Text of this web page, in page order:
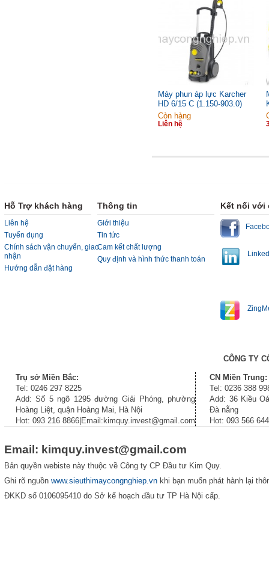
Máy phun áp lực Karcher
HD 6/15 C (1.150-903.0)
Còn hàng
Liên hệ
Hỗ Trợ khách hàng
Liên hệ
Tuyển dụng
Chính sách vận chuyển, giao
nhận
Hướng dẫn đặt hàng
Thông tin
Giới thiệu
Tin tức
Cam kết chất lượng
Quy định và hình thức thanh toán
Kết nối với
CÔNG TY
Trụ sở Miền Bắc:
Tel: 0246 297 8225
Add: Số 5 ngõ 1295 đường Giải Phóng, phường
Hoàng Liệt, quận Hoàng Mai, Hà Nội
Hot: 093 216 8866|Email:kimquy.invest@gmail.com
CN Miền Trung:
Tel: 0236 388
Add: 36 Kiều
Đà nẵng
Hot: 093 566
Email: kimquy.invest@gmail.com
Bản quyền webiste này thuộc về Công ty CP Đầu tư Kim Quy.
Ghi rõ nguồn www.sieuthimaycongnghiep.vn khi bạn muốn phát hành lại
ĐKKD số 0106095410 do Sở kế hoạch đầu tư TP Hà Nội cấp.